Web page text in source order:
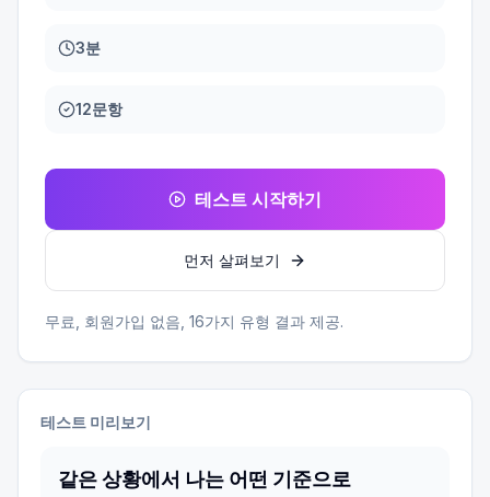
3분
12문항
테스트 시작하기
먼저 살펴보기
무료, 회원가입 없음, 16가지 유형 결과 제공.
테스트 미리보기
같은 상황에서 나는 어떤 기준으로